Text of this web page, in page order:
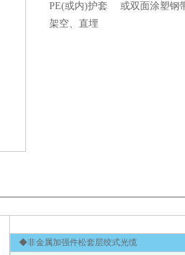
PE(或内)护套 或双面涂塑
架空、直埋
◆非金属加强件松套层绞式光缆